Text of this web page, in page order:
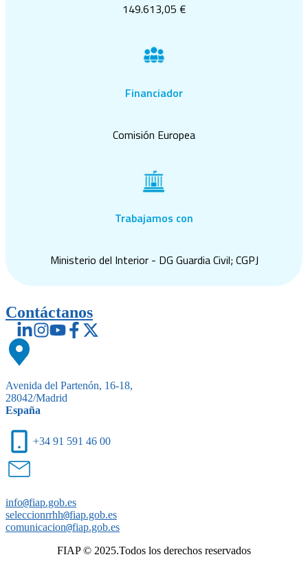
149.613,05 €
Financiador
Comisión Europea
Trabajamos con
Ministerio del Interior - DG Guardia Civil; CGPJ
Contáctanos
Avenida del Partenón, 16-18,
28042/Madrid
España
+34 91 591 46 00
info@fiap.gob.es
seleccionrrhh@fiap.gob.es
comunicacion@fiap.gob.es
FIAP © 2025.Todos los derechos reservados